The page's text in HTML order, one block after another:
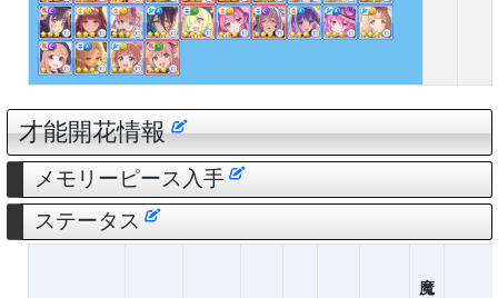
才能開花情報
メモリーピース入手
ステータス
魔